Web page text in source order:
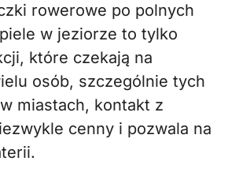
rowerowe po polnych
w jeziorze to tylko
które czekają na
osób, szczególnie tych
miastach, kontakt z
cenny i pozwala na